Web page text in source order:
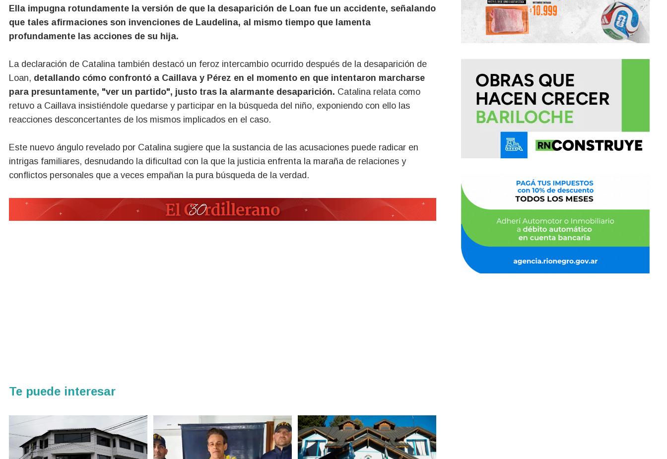
Ella impugna rotundamente la versión de que la desaparición de Loan fue un accidente, señalando
que tales afirmaciones son invenciones de Laudelina, al mismo tiempo que lamenta
profundamente las acciones de su hija.
La declaración de Catalina también destacó un feroz intercambio ocurrido después de la desaparición de
Loan, detallando cómo confrontó a Caillava y Pérez en el momento en que intentaron marcharse
para presuntamente, "ver un partido", justo tras la alarmante desaparición. Catalina relata como
retuvo a Caillava insistiéndole quedarse y participar en la búsqueda del niño, exponiendo con ello las
reacciones desconcertantes de los mismos implicados en el caso.
Este nuevo ángulo revelado por Catalina sugiere que la sustancia de las acusaciones puede radicar en
intrigas familiares, desnudando la dificultad con la que la justicia enfrenta la maraña de relaciones y
conflictos personales que a veces empañan la pura búsqueda de la verdad.
Te puede interesar